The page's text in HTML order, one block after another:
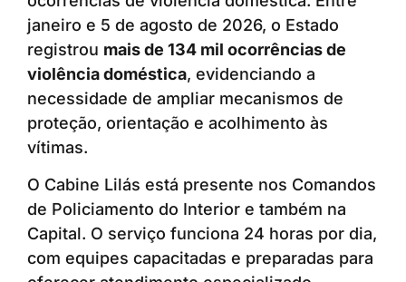
janeiro e 5 de agosto de 2026, o Estado
registrou mais de 134 mil ocorrências de
violência doméstica, evidenciando a
necessidade de ampliar mecanismos de
proteção, orientação e acolhimento às
vítimas.
O Cabine Lilás está presente nos Comandos
de Policiamento do Interior e também na
Capital. O serviço funciona 24 horas por dia,
com equipes capacitadas e preparadas para